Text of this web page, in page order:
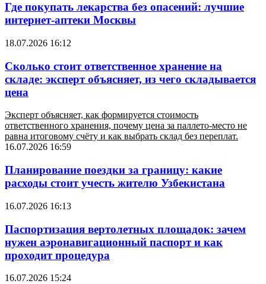
Где покупать лекарства без опасений: лучшие
интернет-аптеки Москвы
18.07.2026 16:12
Сколько стоит ответственное хранение на
складе: эксперт объясняет, из чего складывается
цена
Эксперт объясняет, как формируется стоимость
ответственного хранения, почему цена за паллето-место не
равна итоговому счёту и как выбрать склад без переплат.
16.07.2026 16:59
Планирование поездки за границу: какие
расходы стоит учесть жителю Узбекистана
16.07.2026 16:13
Паспортизация вертолетных площадок: зачем
нужен аэронавигационный паспорт и как
проходит процедура
16.07.2026 15:24